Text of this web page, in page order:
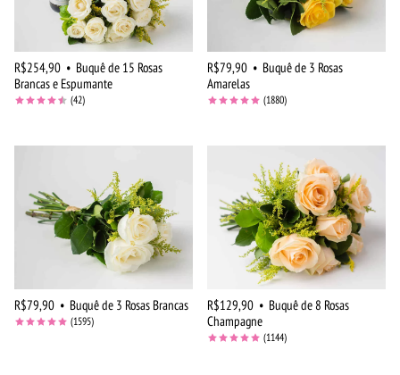
R$254,90 • Buquê de 15 Rosas
Brancas e Espumante
(42)
R$79,90 • Buquê de 3 Rosas
Amarelas
(1880)
R$79,90 • Buquê de 3 Rosas Brancas
(1595)
R$129,90 • Buquê de 8 Rosas
Champagne
(1144)